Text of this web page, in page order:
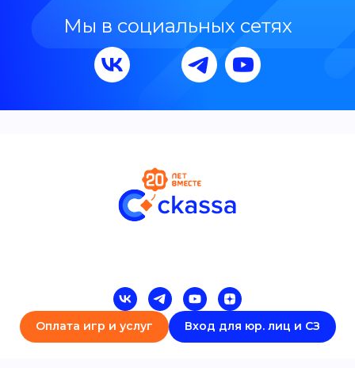
Мы в социальных сетях
Оплата игр и услуг Вход для юр. лиц и СЗ